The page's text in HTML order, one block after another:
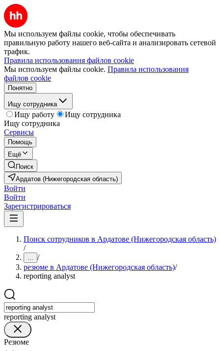
Мы используем файлы cookie, чтобы обеспечивать
правильную работу нашего веб-сайта и анализировать сетевой
трафик.
Правила использования файлов cookie
Мы используем файлы cookie. Правила использования
файлов cookie
Понятно
Ищу сотрудника
Ищу работу
Ищу сотрудника
Ищу сотрудника
Сервисы
Помощь
Ещё
Поиск
Ардатов (Нижегородская область)
Войти
Войти
Зарегистрироваться
Поиск сотрудников в Ардатове (Нижегородская область)
/
... /
резюме в Ардатове (Нижегородская область)/
reporting analyst
reporting analyst
Резюме